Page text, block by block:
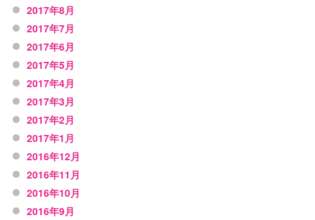
2017年8月
2017年7月
2017年6月
2017年5月
2017年4月
2017年3月
2017年2月
2017年1月
2016年12月
2016年11月
2016年10月
2016年9月